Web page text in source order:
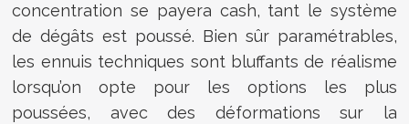
concentration se payera cash, tant le système
de dégâts est poussé. Bien sûr paramétrables,
les ennuis techniques sont bluffants de réalisme
lorsqu’on opte pour les options les plus
poussées, avec des déformations sur la